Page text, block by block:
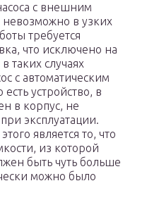
с внешним
в узких
требуется
что исключено на
таких случаях
с автоматическим
устройство, в
в корпус, не
эксплуатации.
является то, что
из которой
быть чуть больше
можно было